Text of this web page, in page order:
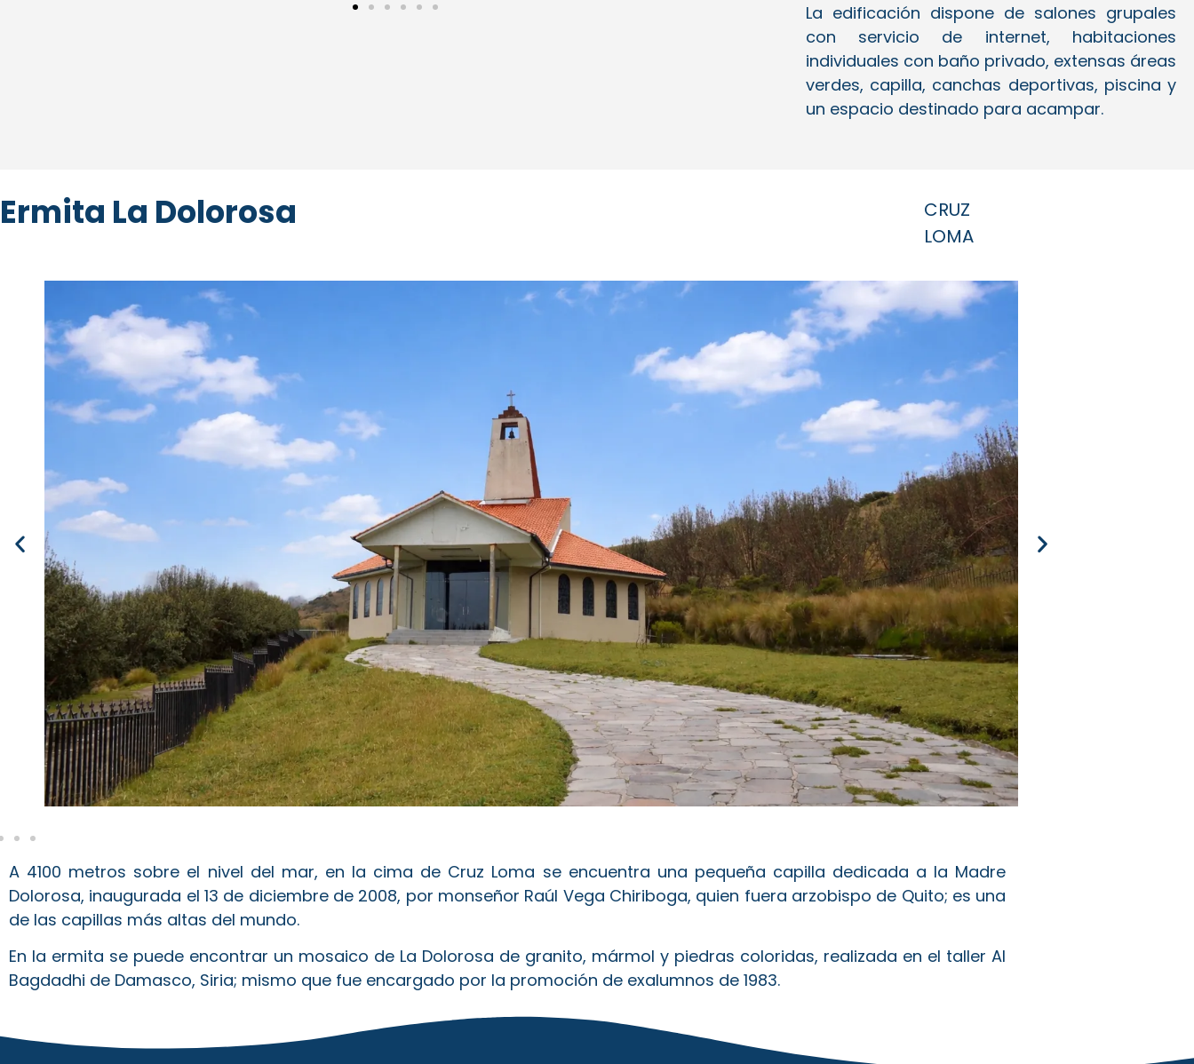
La edificación dispone de salones grupales
con servicio de internet, habitaciones
individuales con baño privado, extensas áreas
verdes, capilla, canchas deportivas, piscina y
un espacio destinado para acampar.
Ermita La Dolorosa
CRUZ
LOMA
A 4100 metros sobre el nivel del mar, en la cima de Cruz Loma se encuentra una pequeña capilla dedicada a la Madre
Dolorosa, inaugurada el 13 de diciembre de 2008, por monseñor Raúl Vega Chiriboga, quien fuera arzobispo de Quito; es una
de las capillas más altas del mundo.
En la ermita se puede encontrar un mosaico de La Dolorosa de granito, mármol y piedras coloridas, realizada en el taller Al
Bagdadhi de Damasco, Siria; mismo que fue encargado por la promoción de exalumnos de 1983.